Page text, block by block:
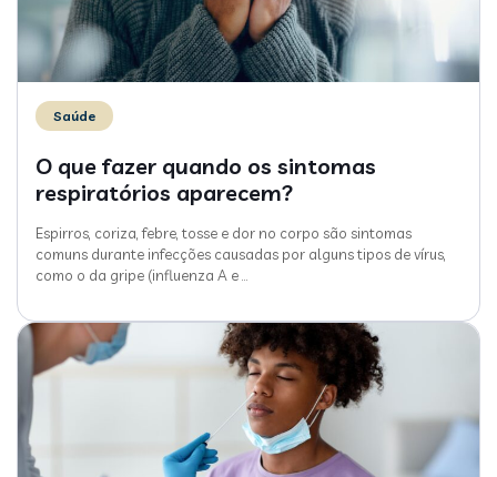
Saúde
O que fazer quando os sintomas
respiratórios aparecem?
Espirros, coriza, febre, tosse e dor no corpo são sintomas
comuns durante infecções causadas por alguns tipos de vírus,
como o da gripe (influenza A e